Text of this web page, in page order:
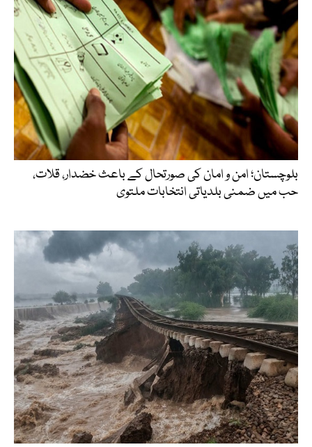
بلوچستان؛ امن و امان کی صورتحال کے باعث خضدار، قلات،
حب میں ضمنی بلدیاتی انتخابات ملتوی